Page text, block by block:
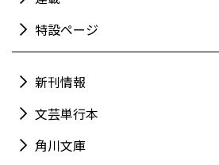
特設ページ
新刊情報
文芸単行本
角川文庫